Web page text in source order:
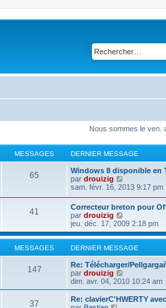
Nous sommes le ven.
MESSAGES DERNIER MESSAGE
65
Windows 8 disponible en
par drouizig
o
u
l
t
e
r
l
d
e
r
n
i
sam. févr. 16, 2013 9:17 pm
41
Correcteur breton pour
par drouizig
o
n
s
u
l
t
r
l
e
jeu. déc. 17, 2009 2:18 pm
MESSAGES DERNIER MESSAGE
147
Re: Télécharger/
par drouizig
o
n
s
dim. avr. 04, 2010 10:24 am
37
Re: clavierC'HWERTY